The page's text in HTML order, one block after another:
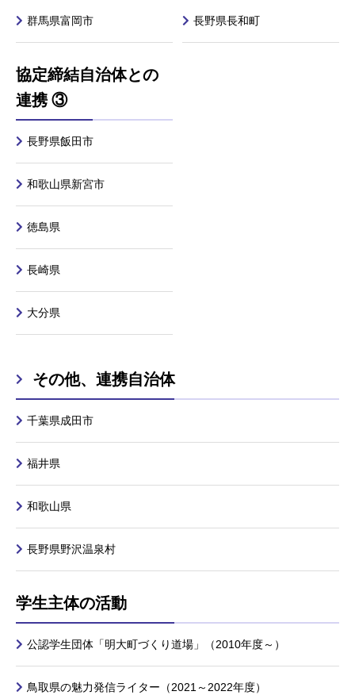
群馬県富岡市 長野県長和町
協定締結自治体との
連携 ③
長野県飯田市
和歌山県新宮市
徳島県
長崎県
大分県
その他、連携自治体
千葉県成田市
福井県
和歌山県
長野県野沢温泉村
学生主体の活動
公認学生団体「明大町づくり道場」（2010年度～）
鳥取県の魅力発信ライター（2021～2022年度）